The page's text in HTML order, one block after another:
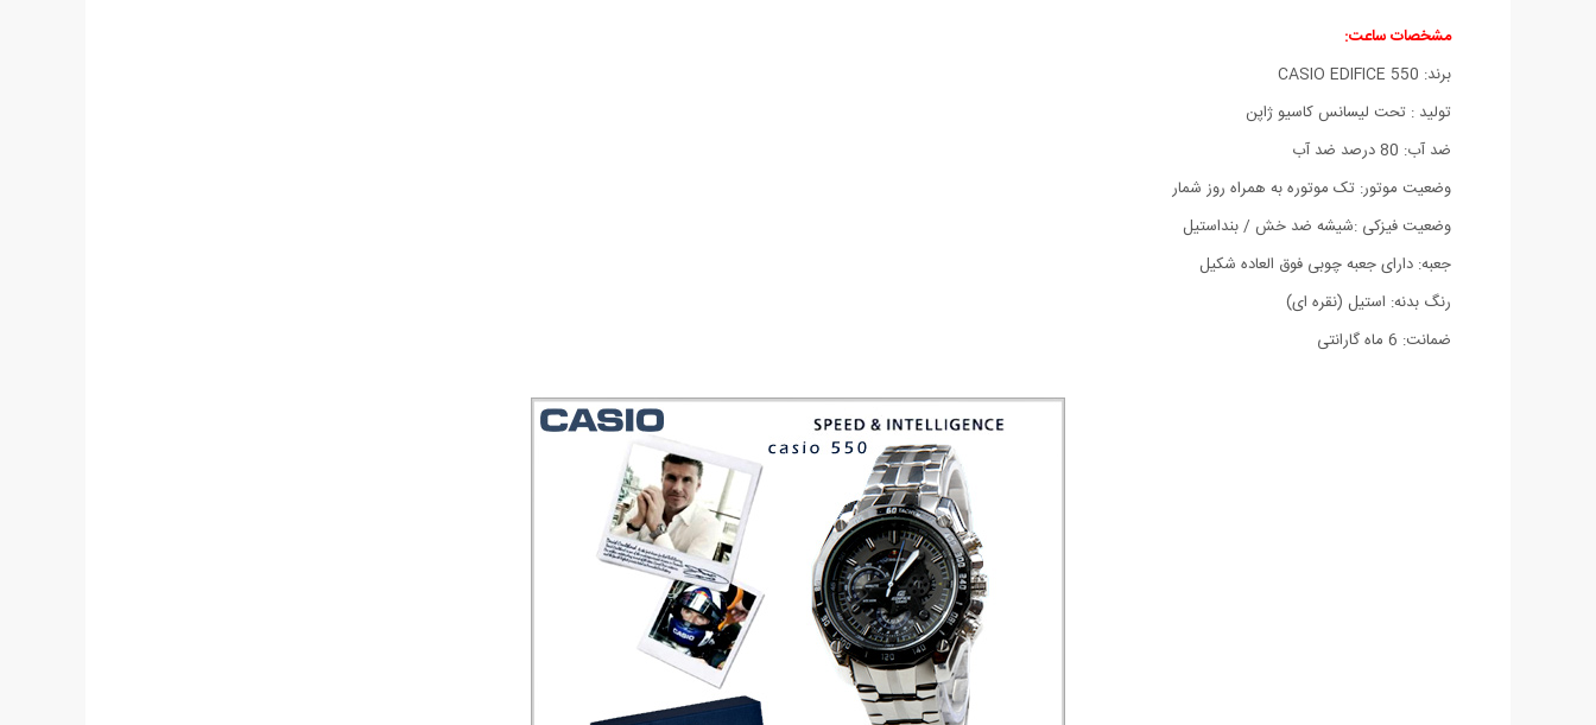
مشخصات ساعت:
برند: CASIO EDIFICE 550
تولید : تحت لیسانس کاسیو ژاپن
ضد آب: 80 درصد ضد آب
وضعیت موتور: تک موتوره به همراه روز شمار
وضعیت فیزکی :شیشه ضد خش / بنداستیل
جعبه: دارای جعبه چوبی فوق العاده شکیل
رنگ بدنه: استیل (نقره ای)
ضمانت: 6 ماه گارانتی